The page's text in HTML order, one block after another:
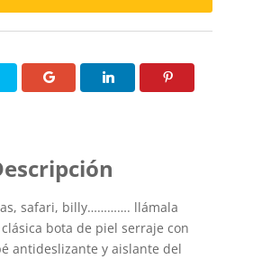
safari, billy…………. llámala
bota de piel serraje con
antideslizante y aislante del